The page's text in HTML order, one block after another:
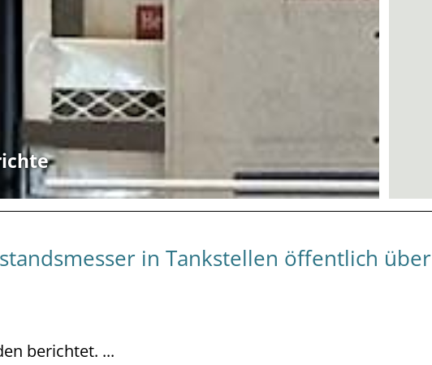
in Tankstellen öffentlich über
berichtet. ...